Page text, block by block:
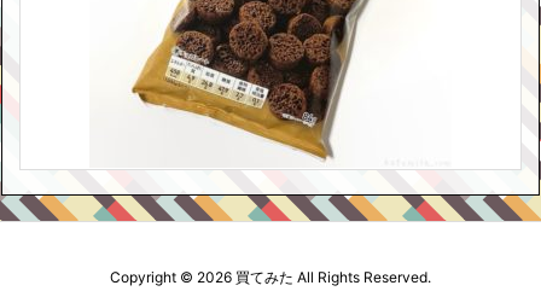
Copyright © 2026 買てみた All Rights Reserved.